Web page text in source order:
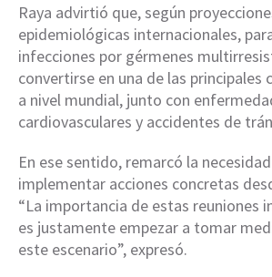
Raya advirtió que, según
epidemiológicas internacionales,
infecciones por gérmenes
convertirse en una de las principales
a nivel mundial, junto con
cardiovasculares y accidentes de
En ese sentido, remarcó la
implementar acciones concretas
“La importancia de estas reuniones
es justamente empezar a tomar
este escenario”, expresó.